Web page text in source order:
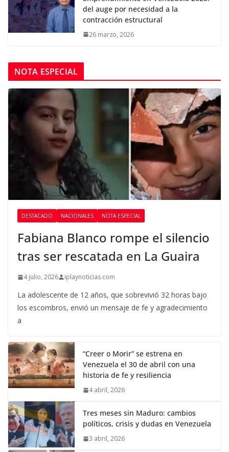
del auge por necesidad a la
contracción estructural
26 marzo, 2026
NOTA ESPECIAL
DESTACADO NACIONALES NOTA ESPECIAL
Fabiana Blanco rompe el silencio
tras ser rescatada en La Guaira
4 julio, 2026 iplaynoticias.com
La adolescente de 12 años, que sobrevivió 32 horas bajo
los escombros, envió un mensaje de fe y agradecimiento
a
“Creer o Morir” se estrena en
Venezuela el 30 de abril con una
historia de fe y resiliencia
4 abril, 2026
Tres meses sin Maduro: cambios
políticos, crisis y dudas en Venezuela
3 abril, 2026